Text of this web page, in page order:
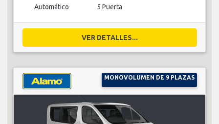
Automático 5 Puerta
VER DETALLES...
MONOVOLUMEN DE 9 PLAZAS